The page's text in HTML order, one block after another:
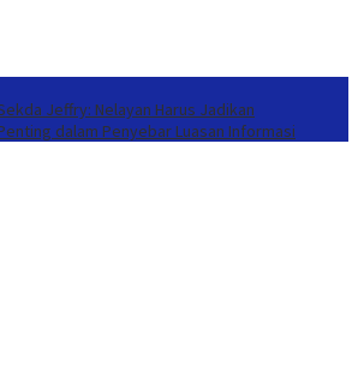
Jeffry: Nelayan Harus Jadikan
dalam Penyebar Luasan Informasi